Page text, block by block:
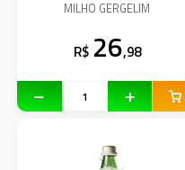
MILHO GERGELIM
R$ 26,98